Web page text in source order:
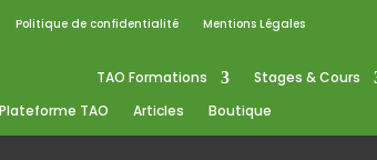
Politique de confidentialité Mentions Légales
TAO Formations
Stages & Cours
Plateforme TAO
Articles Boutique